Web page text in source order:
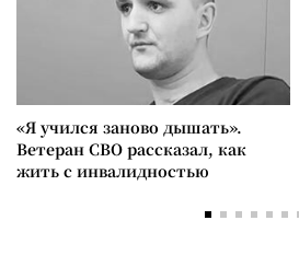
«Я учился заново дышать».
Ветеран СВО рассказал, как
жить с инвалидностью